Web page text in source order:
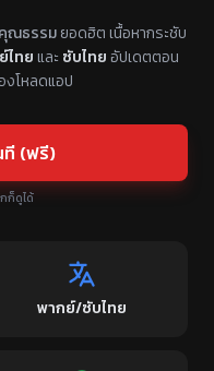
ซับไทย
ณธรรมยอดฮิต เนื้อหากระชับ
ไทยและ ซับไทยอัปเดตตอน
งโหลดแอป
ที (ฟรี)
ก็ดูได้
พากย์/ซับไทย